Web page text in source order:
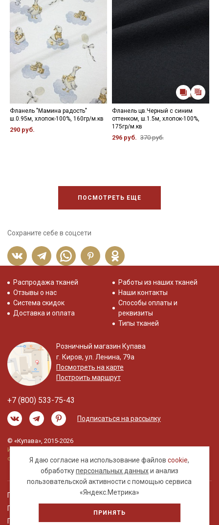
Фланель "Мамина радость"
ш.0.95м, хлопок-100%, 160гр/м.кв
290 руб.
Фланель цв.Черный с синим
оттенком, ш.1.5м, хлопок-100%,
175гр/м.кв
296 руб. 370 руб.
ПОСМОТРЕТЬ ЕЩЕ
Сохраните себе в соцсети
Я даю согласие на использование файловcookie,
обработкуперсональных данныхи анализ
пользовательской активности с помощью сервиса
«Яндекс.Метрика»
ПРИНЯТЬ
Распродажа тканей
Отзывы о нас
Система скидок
Доставка и оплата
Работы из наших тканей
Наши контакты
Способы оплаты и
реквизиты
Типы тканей
Розничный магазин Купава
г. Киров, ул. Ленина, 79а
Посмотреть на карте
Построить маршрут
+7 (800) 533-75-43
Подписаться на рассылку
© «Купава», 2015-2026
Информация на сайте не является публичной
офертой.
Правовая информация
Политика обработки персональных данных
Пользовательское соглашение